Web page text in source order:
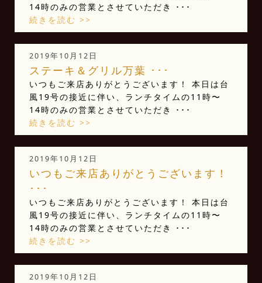
14時のみの営業とさせていただき ･･･
続きを読む >>
2019年10月12日
ステーキ＆グリル万葉 ･･･
いつもご来店ありがとうございます！ 本日は台
風19号の接近に伴い、ランチタイムの11時〜
14時のみの営業とさせていただき ･･･
続きを読む >>
2019年10月12日
いつもご来店ありがとうございます！
･･･
いつもご来店ありがとうございます！ 本日は台
風19号の接近に伴い、ランチタイムの11時〜
14時のみの営業とさせていただき ･･･
続きを読む >>
2019年10月12日